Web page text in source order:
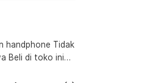
handphone Tidak
di toko ini